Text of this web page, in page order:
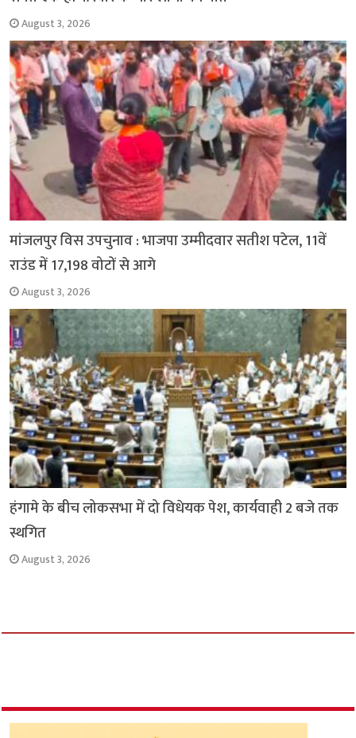
August 3, 2026
मांजलपुर विस उपचुनाव : भाजपा उम्मीदवार सतीश पटेल, 11वें
राउंड में 17,198 वोटों से आगे
August 3, 2026
हंगामे के बीच लोकसभा में दो विधेयक पेश, कार्यवाही 2 बजे तक
स्थगित
August 3, 2026